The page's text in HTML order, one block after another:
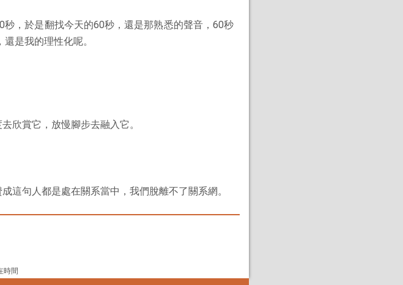
，於是翻找今天的60秒，還是那熟悉的聲音，60秒
是我的理性化呢。
欣賞它，放慢腳步去融入它。
這句人都是處在關系當中，我們脫離不了關系網。
時間